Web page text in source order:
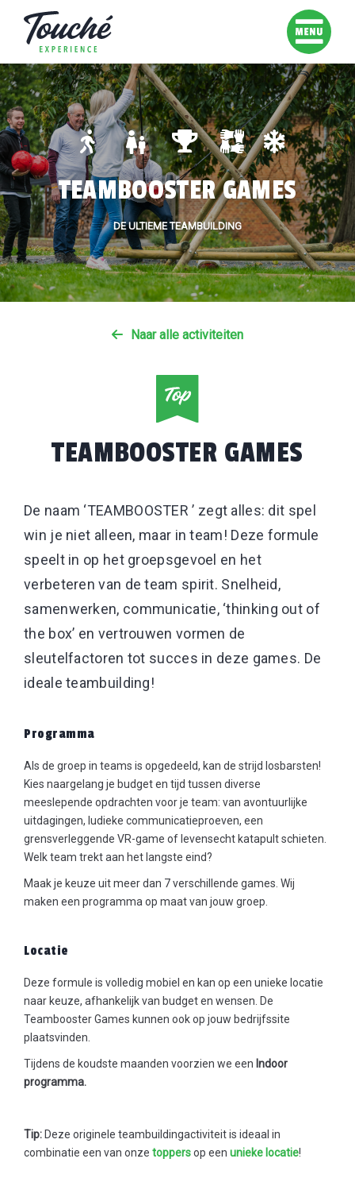
TEAMBOOSTER GAMES
DE ULTIEME TEAMBUILDING
Naar alle activiteiten
TEAMBOOSTER GAMES
De naam ‘TEAMBOOSTER ’ zegt alles: dit spel
win je niet alleen, maar in team! Deze formule
speelt in op het groepsgevoel en het
verbeteren van de team spirit. Snelheid,
samenwerken, communicatie, ‘thinking out of
the box’ en vertrouwen vormen de
sleutelfactoren tot succes in deze games. De
ideale teambuilding!
Programma
Als de groep in teams is opgedeeld, kan de strijd losbarsten!
Kies naargelang je budget en tijd tussen diverse
meeslepende opdrachten voor je team: van avontuurlijke
uitdagingen, ludieke communicatieproeven, een
grensverleggende VR-game of levensecht katapult schieten.
Welk team trekt aan het langste eind?
Maak je keuze uit meer dan 7 verschillende games. Wij
maken een programma op maat van jouw groep.
Locatie
Deze formule is volledig mobiel en kan op een unieke locatie
naar keuze, afhankelijk van budget en wensen. De
Teambooster Games kunnen ook op jouw bedrijfssite
plaatsvinden.
Tijdens de koudste maanden voorzien we een Indoor
programma.
Tip:Deze originele teambuildingactiviteit is ideaal in
combinatie een van onze toppersop een unieke locatie!